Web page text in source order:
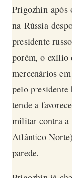
Prigozhin após
na Rússia
presidente
porém, o exílio
mercenários
pelo presidente
tende a
militar contra a
Atlântico
parede.